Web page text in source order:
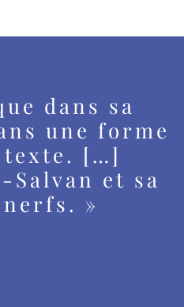
dans sa
une forme
texte. […]
et sa
»